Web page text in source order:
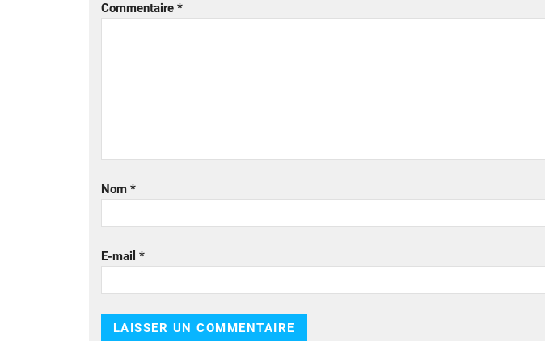
Commentaire *
Nom *
E-mail *